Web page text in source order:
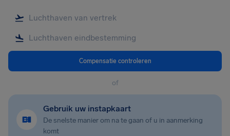
Compensatie controleren
of
Gebruik uw instapkaart
De snelste manier om na te gaan of u in aanmerking
komt